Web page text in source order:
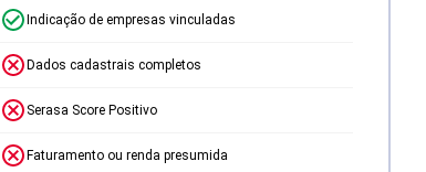
Indicação de empresas vinculadas
Dados cadastrais completos
Serasa Score Positivo
Faturamento ou renda presumida